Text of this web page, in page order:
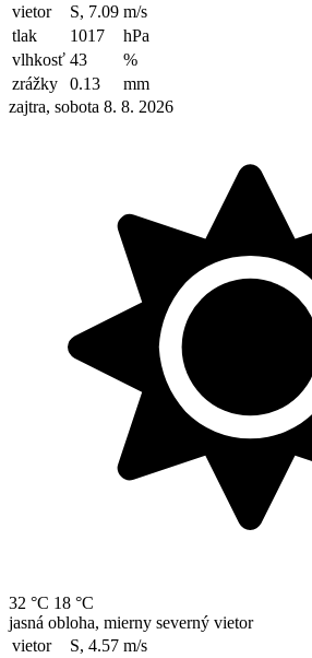
vietor
S, 7.09 m/s
tlak
1017
hPa
vlhkosť 43
%
zrážky
0.13
mm
zajtra, sobota 8. 8. 2026
32 °C 18 °C
jasná obloha, mierny severný vietor
vietor
S, 4.57 m/s